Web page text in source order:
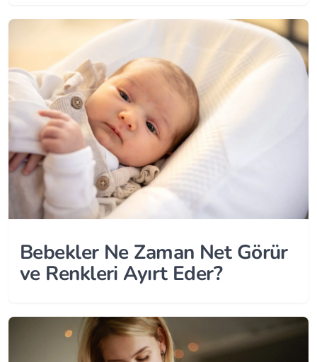
Bebekler Ne Zaman Net Görür
ve Renkleri Ayırt Eder?